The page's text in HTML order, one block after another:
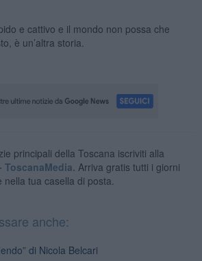
e cattivo e il mondo non possa che
è un’altra storia.
principali della Toscana iscriviti alla
ToscanaMedia. Arriva gratis tutti i giorni
tua casella di posta.
anche:
di Nicola Belcari